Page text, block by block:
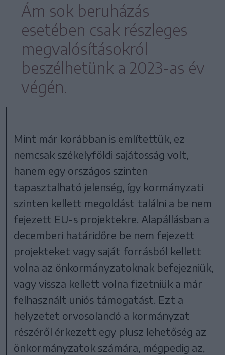
Ám sok beruházás
esetében csak részleges
megvalósításokról
beszélhetünk a 2023-as év
végén.
Mint már korábban is említettük, ez
nemcsak székelyföldi sajátosság volt,
hanem egy országos szinten
tapasztalható jelenség, így kormányzati
szinten kellett megoldást találni a be nem
fejezett EU-s projektekre. Alapállásban a
decemberi határidőre be nem fejezett
projekteket vagy saját forrásból kellett
volna az önkormányzatoknak befejezniük,
vagy vissza kellett volna fizetniük a már
felhasznált uniós támogatást. Ezt a
helyzetet orvosolandó a kormányzat
részéről érkezett egy plusz lehetőség az
önkormányzatok számára, mégpedig az,